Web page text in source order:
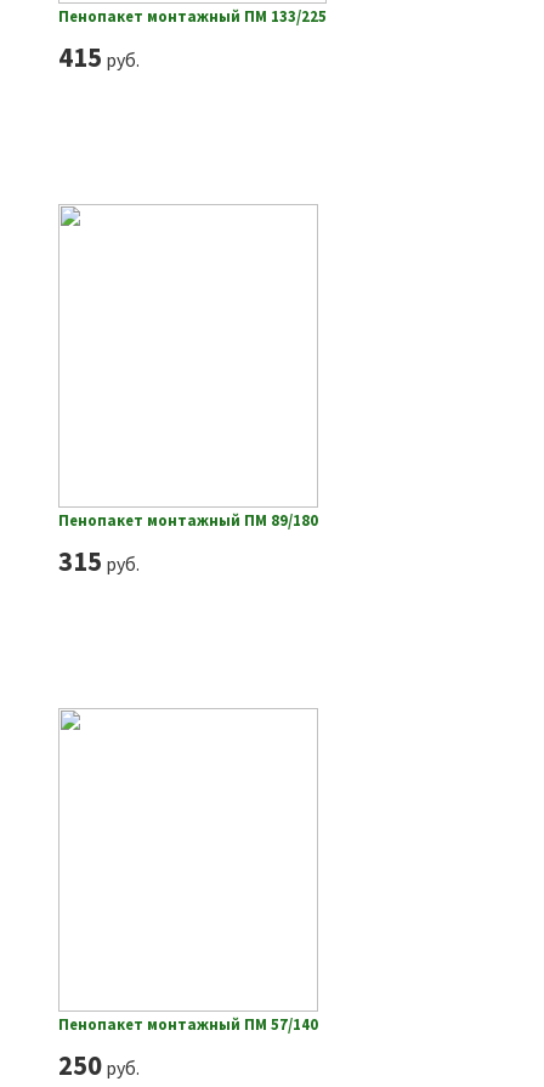
Пенопакет монтажный ПМ 133/225
415 руб.
Пенопакет монтажный ПМ 89/180
315 руб.
Пенопакет монтажный ПМ 57/140
250руб.